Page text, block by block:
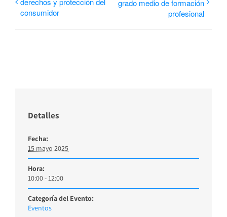
consumidor
grado medio de formación
profesional
Detalles
Fecha:
15 mayo 2025
Hora:
10:00 - 12:00
Categoría del Evento:
Eventos